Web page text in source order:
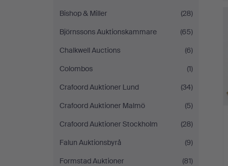
Bishop & Miller
(28)
Björnssons Auktionskammare
(65)
Chalkwell Auctions
(6)
Colombos
(1)
Crafoord Auktioner Lund
(34)
Crafoord Auktioner Malmö
(5)
Crafoord Auktioner Stockholm
(28)
Falun Auktionsbyrå
(9)
Formstad Auktioner
(81)